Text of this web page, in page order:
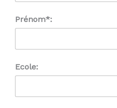
Prénom*:
Ecole: